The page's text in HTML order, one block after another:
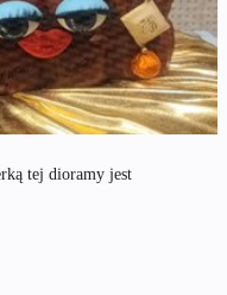
tej dioramy jest